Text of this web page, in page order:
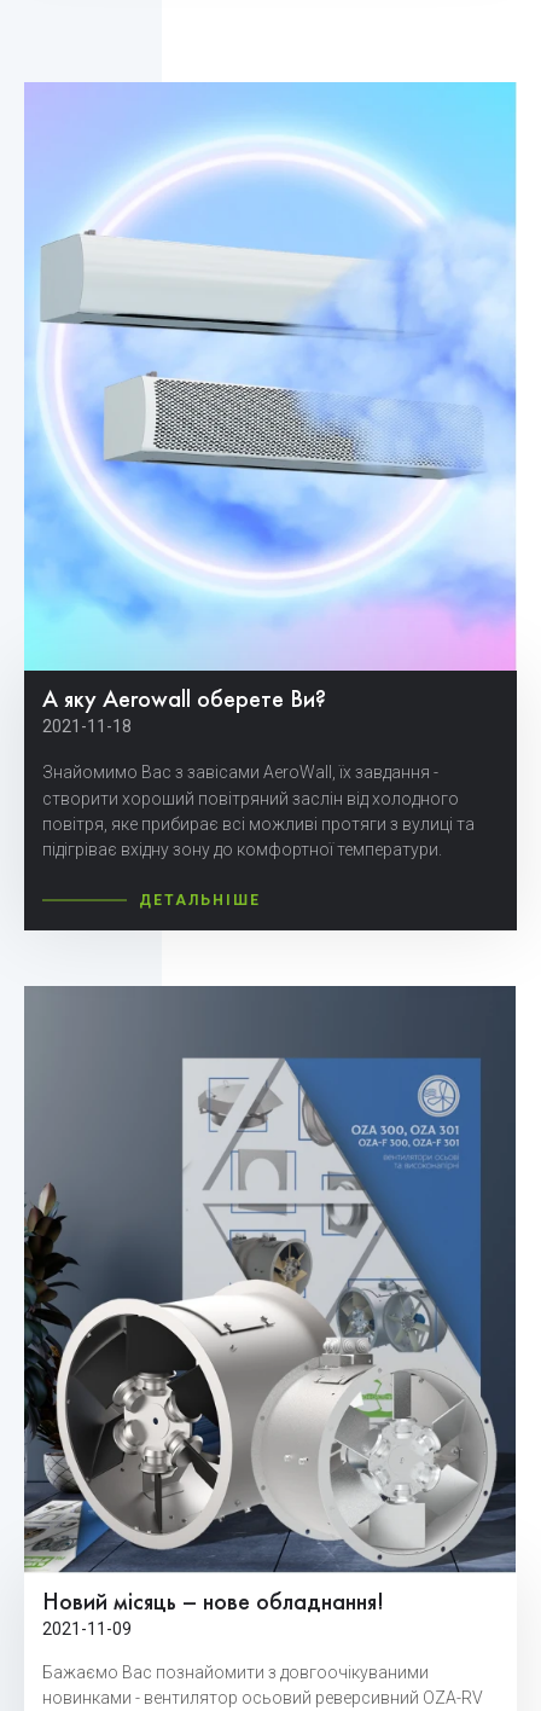
А яку Aerowall оберете Ви?
2021-11-18
Знайомимо Вас з завісами AeroWall, їх завдання -
створити хороший повітряний заслін від холодного
повітря, яке прибирає всі можливі протяги з вулиці та
підігріває вхідну зону до комфортної температури.
ДЕТАЛЬНІШЕ
Новий місяць – нове обладнання!
2021-11-09
Бажаємо Вас познайомити з довгоочікуваними
новинками - вентилятор осьовий реверсивний OZA-RV